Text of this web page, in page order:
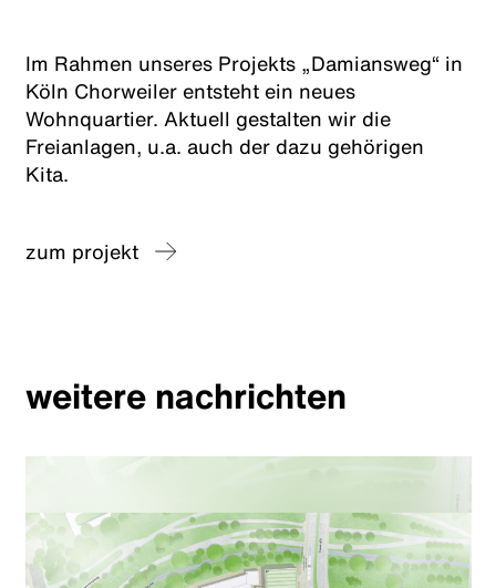
Im Rahmen unseres Projekts „Damiansweg“ in
Köln Chorweiler entsteht ein neues
Wohnquartier. Aktuell gestalten wir die
Freianlagen, u.a. auch der dazu gehörigen
Kita.
zum projekt
weitere nachrichten